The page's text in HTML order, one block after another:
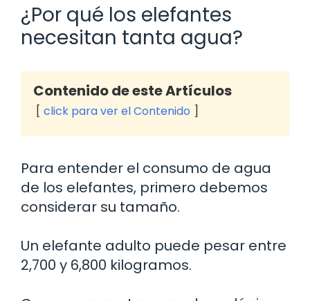
¿Por qué los elefantes
necesitan tanta agua?
Contenido de este Artículos
click para ver el Contenido
Para entender el consumo de agua
de los elefantes, primero debemos
considerar su tamaño.
Un elefante adulto puede pesar entre
2,700 y 6,800 kilogramos.